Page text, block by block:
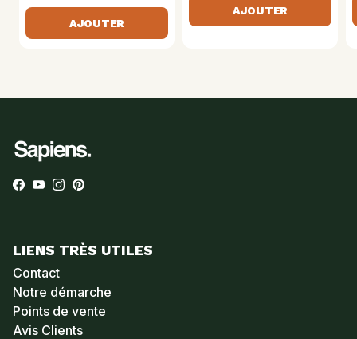
AJOUTER
AJOUTER
Facebook
YouTube
Instagram
Pinterest
LIENS TRÈS UTILES
Contact
Notre démarche
Points de vente
Avis Clients